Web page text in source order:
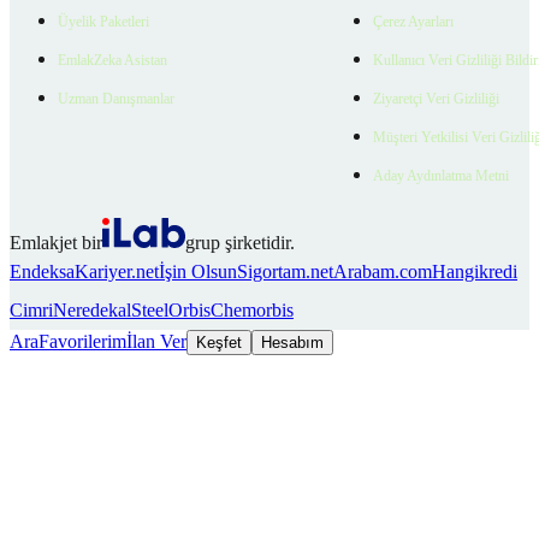
Üyelik Paketleri
EmlakZeka Asistan
Uzman Danışmanlar
Çerez Ayarları
Kullanıcı Veri Gizliliği
Ziyaretçi Veri Gizliliği
Müşteri Yetkilisi Veri
Aday Aydınlatma Metni
Emlakjet bir
grup şirketidir.
EndeksaKariyer.netİşin OlsunSigortam.netArabam.comHangikredi
CimriNeredekalSteelOrbisChemorbis
AraFavorilerimİlan Ver Keşfet Hesabım